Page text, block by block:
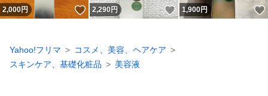
2,000円 いいね！
2,290円 いいね！
1,900円
Yahoo!フリマ
コスメ、美容、ヘアケア
スキンケア、基礎化粧品
美容液